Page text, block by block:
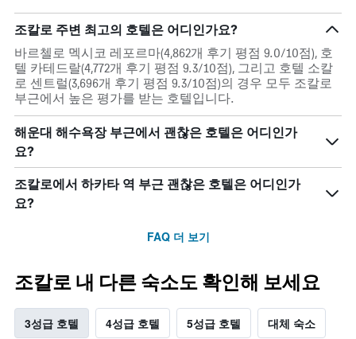
조칼로 주변 최고의 호텔은 어디인가요?
바르첼로 멕시코 레포르마(4,862개 후기 평점 9.0/10점), 호
텔 카테드랄(4,772개 후기 평점 9.3/10점), 그리고 호텔 소칼
로 센트럴(3,696개 후기 평점 9.3/10점)의 경우 모두 조칼로
부근에서 높은 평가를 받는 호텔입니다.
해운대 해수욕장 부근에서 괜찮은 호텔은 어디인가
요?
조칼로에서 하카타 역 부근 괜찮은 호텔은 어디인가
요?
FAQ 더 보기
조칼로 내 다른 숙소도 확인해 보세요
3성급 호텔 4성급 호텔 5성급 호텔 대체 숙소